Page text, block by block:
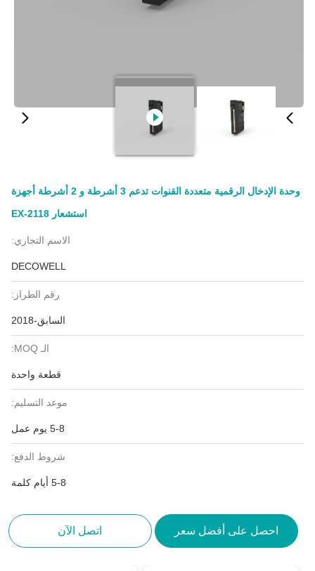
وحدة الإدخال الرقمية متعددة القنوات تدعم 3 أشرطة و 2 أشرطة أجهزة
استشعار EX-2118
الاسم التجاري:
DECOWELL
رقم الطراز:
السابق-2018
الـ MOQ:
قطعة واحدة
موعد التسليم:
5-8 يوم عمل
شروط الدفع:
5-8 أيام كلمة
احصل على أفضل سعر اتصل الآن